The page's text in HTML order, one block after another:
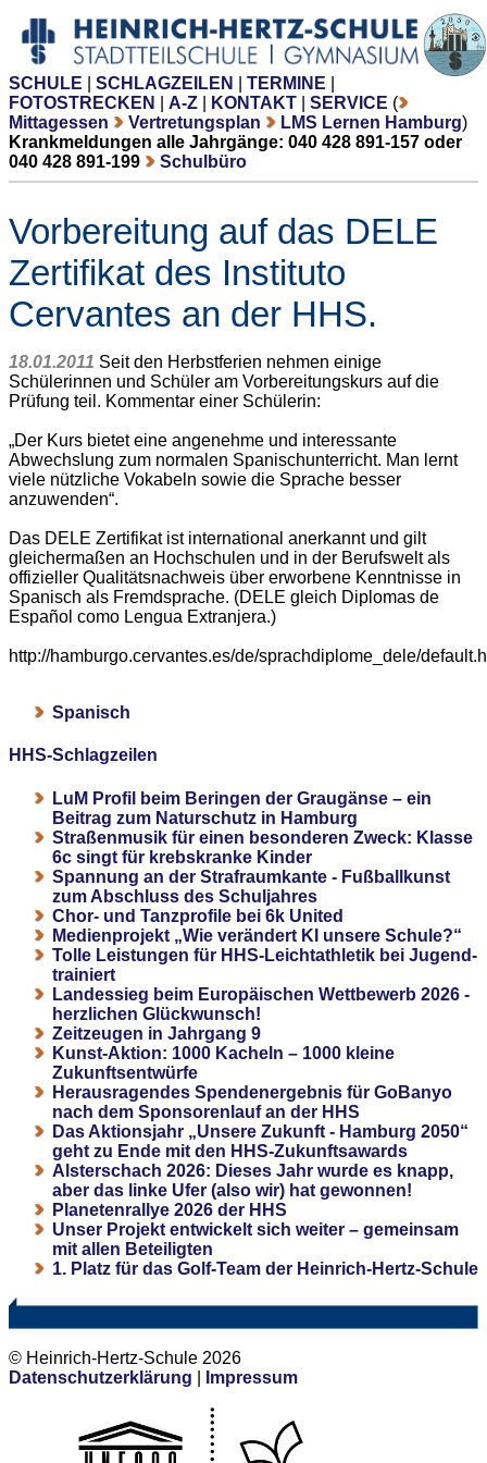
SCHULE SCHLAGZEILEN TERMINE
FOTOSTRECKEN
A-Z KONTAKT SERVICE (
Mittagessen
Vertretungsplan LMS Lernen Hamburg)
Krankmeldungen alle Jahrgänge: 040 428 891-157 oder
040 428 891-199
Schulbüro
Vorbereitung auf das DELE
Zertifikat des Instituto
Cervantes an der HHS.
18.01.2011 Seit den Herbstferien nehmen einige
Schülerinnen und Schüler am Vorbereitungskurs auf die
Prüfung teil. Kommentar einer Schülerin:
„Der Kurs bietet eine angenehme und interessante
Abwechslung zum normalen Spanischunterricht. Man lernt
viele nützliche Vokabeln sowie die Sprache besser
anzuwenden“.
Das DELE Zertifikat ist international anerkannt und gilt
gleichermaßen an Hochschulen und in der Berufswelt als
offizieller Qualitätsnachweis über erworbene Kenntnisse in
Spanisch als Fremdsprache. (DELE gleich Diplomas de
Español como Lengua Extranjera.)
http://hamburgo.cervantes.es/de/sprachdiplome_dele/
Spanisch
HHS-Schlagzeilen
LuM Profil beim Beringen der Graugänse – ein
Beitrag zum Naturschutz in Hamburg
Straßenmusik für einen besonderen Zweck: Klasse
6c singt für krebskranke Kinder
Spannung an der Strafraumkante - Fußballkunst
zum Abschluss des Schuljahres
Chor- und Tanzprofile bei 6k United
Medienprojekt „Wie verändert KI unsere Schule?“
Tolle Leistungen für HHS-Leichtathletik bei Jugend-
trainiert
Landessieg beim Europäischen Wettbewerb 2026 -
herzlichen Glückwunsch!
Zeitzeugen in Jahrgang 9
Kunst-Aktion: 1000 Kacheln – 1000 kleine
Zukunftsentwürfe
Herausragendes Spendenergebnis für GoBanyo
nach dem Sponsorenlauf an der HHS
Das Aktionsjahr „Unsere Zukunft - Hamburg 2050“
geht zu Ende mit den HHS-Zukunftsawards
Alsterschach 2026: Dieses Jahr wurde es knapp,
aber das linke Ufer (also wir) hat gewonnen!
Planetenrallye 2026 der HHS
Unser Projekt entwickelt sich weiter – gemeinsam
mit allen Beteiligten
1. Platz für das Golf-Team der Heinrich-Hertz-Schule
© Heinrich-Hertz-Schule 2026
Datenschutzerklärung
Impressum